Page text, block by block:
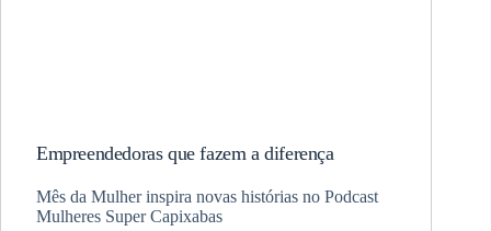
Empreendedoras que fazem a diferença
Mês da Mulher inspira novas histórias no Podcast
Mulheres Super Capixabas